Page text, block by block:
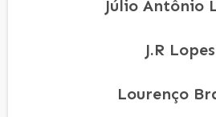
Júlio Antônio
J.R Lopes
Lourenço